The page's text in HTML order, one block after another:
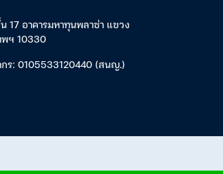
17 อาคารมหาทุนพลาซ่า แขวง
ฯ 10330
กร: 0105533120440 (สนญ.)